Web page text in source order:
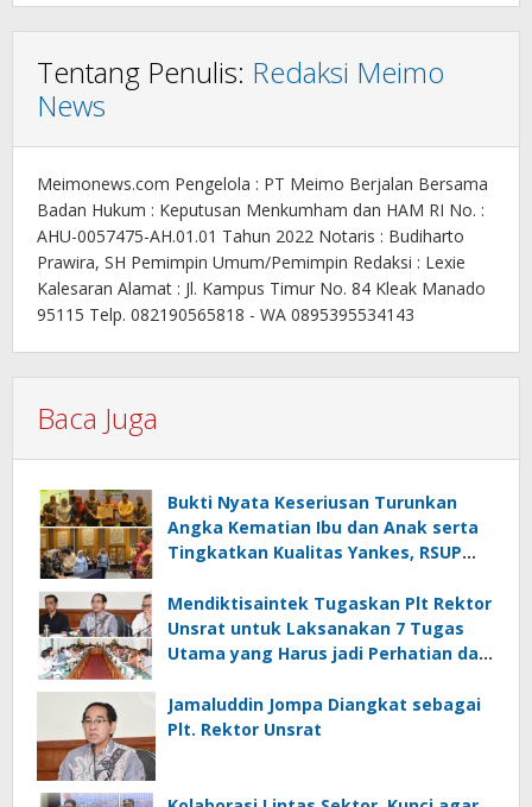
Tentang Penulis: Redaksi Meimo
News
Meimonews.com Pengelola : PT Meimo Berjalan Bersama
Badan Hukum : Keputusan Menkumham dan HAM RI No. :
AHU-0057475-AH.01.01 Tahun 2022 Notaris : Budiharto
Prawira, SH Pemimpin Umum/Pemimpin Redaksi : Lexie
Kalesaran Alamat : Jl. Kampus Timur No. 84 Kleak Manado
95115 Telp. 082190565818 - WA 0895395534143
Baca Juga
Bukti Nyata Keseriusan Turunkan
Angka Kematian Ibu dan Anak serta
Tingkatkan Kualitas Yankes, RSUP
Nasional
Mendiktisaintek Tugaskan Plt Rektor
Unsrat untuk Laksanakan 7 Tugas
Utama yang Harus jadi Perhatian dan
Jamaluddin Jompa Diangkat sebagai
Plt. Rektor Unsrat